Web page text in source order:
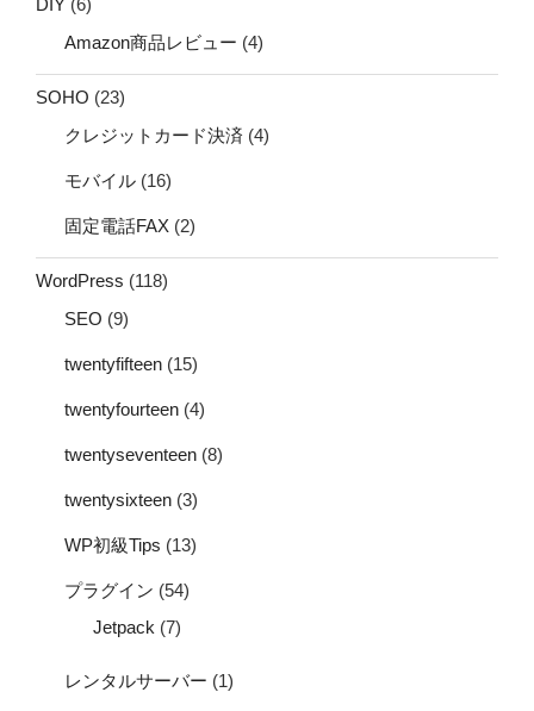
DIY (6)
Amazon商品レビュー (4)
SOHO (23)
クレジットカード決済 (4)
モバイル (16)
固定電話FAX (2)
WordPress (118)
SEO (9)
twentyfifteen (15)
twentyfourteen (4)
twentyseventeen (8)
twentysixteen (3)
WP初級Tips (13)
プラグイン (54)
Jetpack (7)
レンタルサーバー (1)